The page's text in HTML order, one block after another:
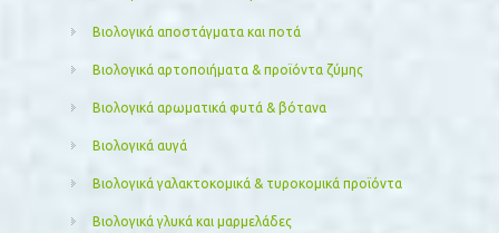
Βιολογικά αποστάγματα και ποτά
Βιολογικά αρτοποιήματα & προϊόντα ζύμης
Βιολογικά αρωματικά φυτά & βότανα
Βιολογικά αυγά
Βιολογικά γαλακτοκομικά & τυροκομικά προϊόντα
Βιολογικά γλυκά και μαρμελάδες